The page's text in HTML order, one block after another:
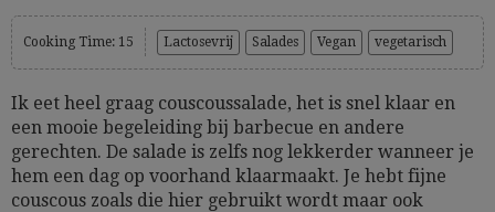
Cooking Time: 15 Lactosevrij Salades Vegan vegetarisch
Ik eet heel graag couscoussalade, het is snel klaar en
een mooie begeleiding bij barbecue en andere
gerechten. De salade is zelfs nog lekkerder wanneer je
hem een dag op voorhand klaarmaakt. Je hebt fijne
couscous zoals die hier gebruikt wordt maar ook